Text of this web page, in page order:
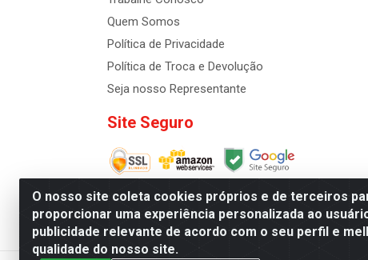
O nosso site coleta cookies próprios e de terceiros
proporcionar uma experiência personalizada ao
publicidade relevante de acordo com o seu perfil e
qualidade do nosso site.
Quem Somos
Política de Privacidade
Política de Troca e Devolução
Seja nosso Representante
Site Seguro
Distribuidora de